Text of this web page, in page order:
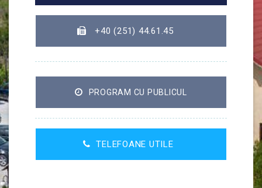
+40 (251) 44.61.45
PROGRAM CU PUBLICUL
TELEFOANE UTILE